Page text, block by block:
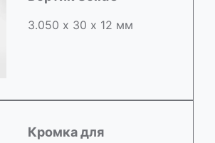
3.050 х 30 х 12 мм
Кромка для